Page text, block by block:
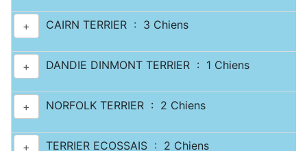
+ CAIRN TERRIER : 3 Chiens
+ DANDIE DINMONT TERRIER : 1 Chiens
+ NORFOLK TERRIER : 2 Chiens
+ TERRIER ECOSSAIS : 2 Chiens